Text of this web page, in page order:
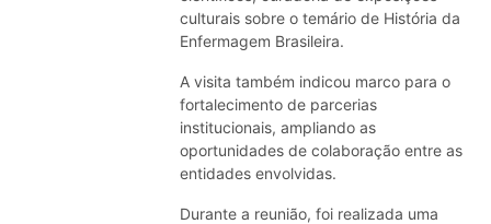
culturais sobre o temário de História da
Enfermagem Brasileira.
A visita também indicou marco para o
fortalecimento de parcerias
institucionais, ampliando as
oportunidades de colaboração entre as
entidades envolvidas.
Durante a reunião, foi realizada uma